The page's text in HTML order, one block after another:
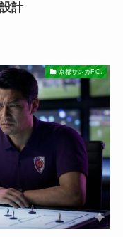
計
京都サンガF.C.